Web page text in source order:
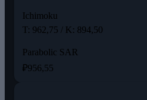
Ichimoku
T: 962,75 / K: 894,50
Parabolic SAR
₽956,55